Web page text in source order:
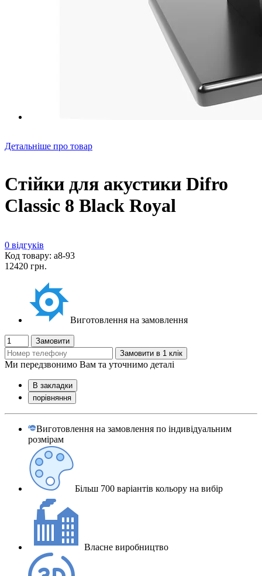
Детальніше про товар
Стійки для акустики Difro
Classic 8 Black Royal
0 відгуків
Код товару: а8-93
12420 грн.
Виготовлення на замовлення
Замовити
Замовити в 1 клік
Ми передзвонимо Вам та уточнимо деталі
В закладки
порівняння
Виготовлення на замовлення по індивідуальним
розмірам
Більш 700 варіантів кольору на вибір
Власне виробництво